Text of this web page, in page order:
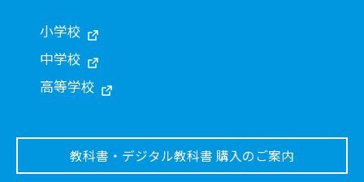
小学校
中学校
高等学校
教科書・デジタル教科書 購入のご案内